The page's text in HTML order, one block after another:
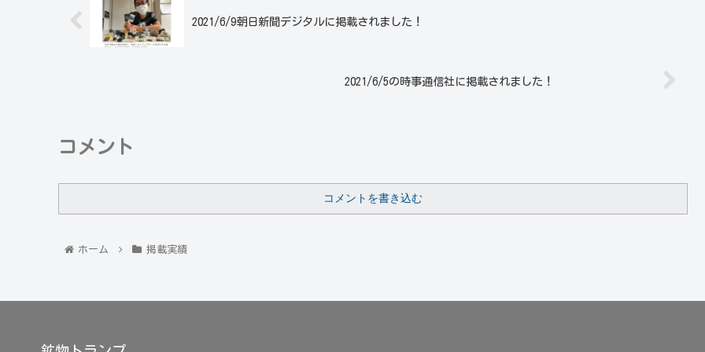
2021/6/9朝日新聞デジタルに掲載されました！
2021/6/5の時事通信社に掲載されました！
コメント
コメントを書き込む
ホーム 掲載実績